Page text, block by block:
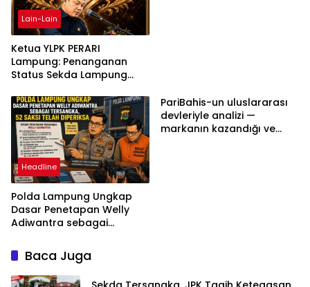
Lain-Lain
Ketua YLPK PERARI
Lampung: Penanganan
Status Sekda Lampung
Berdasarkan Aturan,
Bukan Tekanan Opini
Headline
Polda Lampung Ungkap
Dasar Penetapan Welly
Adiwantra sebagai
Diperiksa
PariBahis-un uluslararası
devleriyle analizi —
markanın kazandığı ve
Baca Juga